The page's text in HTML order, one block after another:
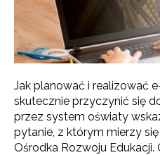
Jak planować i realizować
skutecznie przyczynić się
przez system oświaty
pytanie, z którym mierzy
Ośrodka Rozwoju Edukacji.